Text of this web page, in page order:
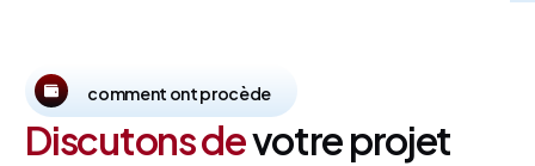
comment ont procède
Discutons devotre projet